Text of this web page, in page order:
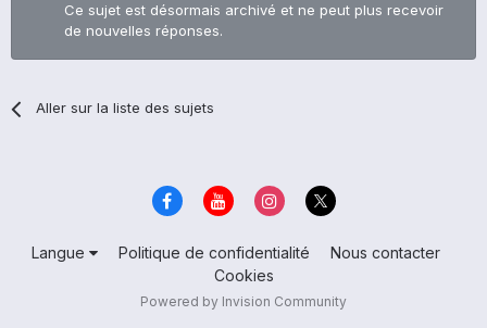
Ce sujet est désormais archivé et ne peut plus recevoir
de nouvelles réponses.
Aller sur la liste des sujets
Langue Politique de confidentialité
Nous contacter
Cookies
Powered by Invision Community